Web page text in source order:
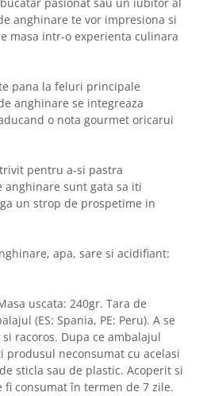
anghinare te vor impresiona si
masa intr-o experienta culinara
pana la feluri principale
anghinare se integreaza
o nota gourmet oricarui
pentru a-si pastra
sunt gata sa iti
un strop de prospetime in
apa, sare si acidifiant:
uscata: 240gr. Tara de
(ES: Spania, PE: Peru). A se
racoros. Dupa ce ambalajul
produsul neconsumat cu acelasi
sticla sau de plastic. Acoperit si
consumat în termen de 7 zile.